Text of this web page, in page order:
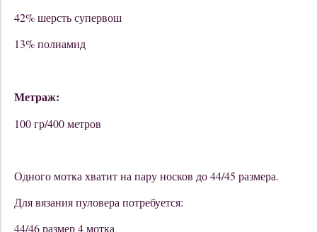
42% шерсть супервош
13% полиамид
Метраж:
100 гр/400 метров
Одного мотка хватит на пару носков до 44/45 размера.
Для вязания пуловера потребуется:
44/46 размер 4 мотка